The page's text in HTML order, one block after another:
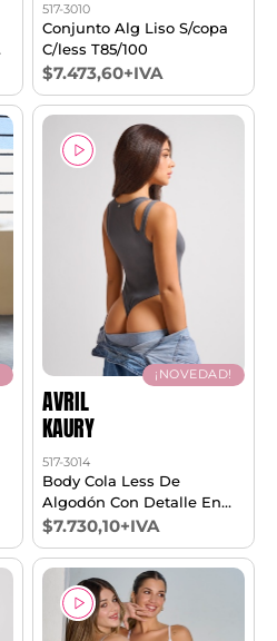
517-3010
Conjunto Alg Liso S/copa
C/less T85/100
$7.473,60+IVA
¡NOVEDAD!
AVRIL
KAURY
517-3014
Body Cola Less De
Algodón Con Detalle En
Bretel T1/3
$7.730,10+IVA